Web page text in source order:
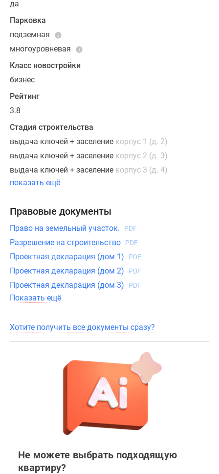
(на
последних
Покупатели
могут
по
собственному
перепланировать
внутреннее
пространство.
Квартиры
верхних
этажей
оборудованы
дымоходами
каминов,
из
окон
видны
лес
и
река.
да
Парковка
подземная
многоуровневая
Класс новостройки
бизнес
Рейтинг
3.8
Стадия строительства
выдача ключей + заселение корпус 1 (д. 2)
выдача ключей + заселение корпус 2 (д. 3)
выдача ключей + заселение корпус 3 (д. 4)
показать ещё
Правовые документы
Право на земельный участок. PDF
Разрешение на строительство PDF
Проектная декларация (дом 1) PDF
Проектная декларация (дом 2) PDF
Проектная декларация (дом 3) PDF
Показать ещё
Хотите получить все документы сразу?
Не можете выбрать подходящую
квартиру?